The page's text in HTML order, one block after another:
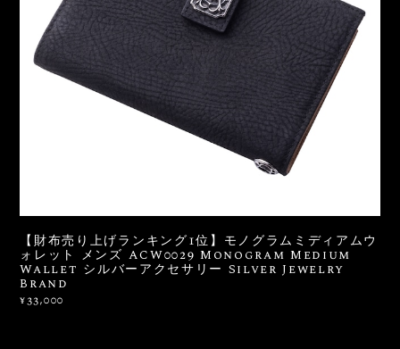
【財布売り上げランキング1位】モノグラムミディアムウ
ォレット メンズ ACW0029 Monogram Medium
Wallet シルバーアクセサリー Silver Jewelry
Brand
¥33,000